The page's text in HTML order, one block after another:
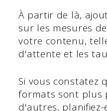
À partir de là,
sur les mesures
votre contenu,
d'attente et les
Si vous constatez
formats sont plus
d'autres,